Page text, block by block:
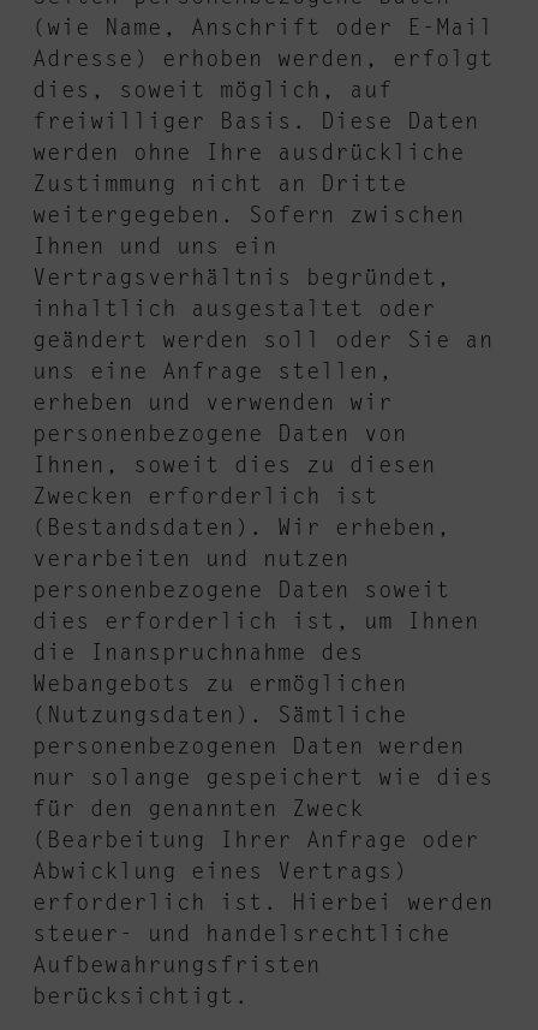
(wie Name, Anschrift oder E-Mail
Adresse) erhoben werden, erfolgt
dies, soweit möglich, auf
freiwilliger Basis. Diese Daten
werden ohne Ihre ausdrückliche
Zustimmung nicht an Dritte
weitergegeben. Sofern zwischen
Ihnen und uns ein
Vertragsverhältnis begründet,
inhaltlich ausgestaltet oder
geändert werden soll oder Sie an
uns eine Anfrage stellen,
erheben und verwenden wir
personenbezogene Daten von
Ihnen, soweit dies zu diesen
Zwecken erforderlich ist
(Bestandsdaten). Wir erheben,
verarbeiten und nutzen
personenbezogene Daten soweit
dies erforderlich ist, um Ihnen
die Inanspruchnahme des
Webangebots zu ermöglichen
(Nutzungsdaten). Sämtliche
personenbezogenen Daten werden
nur solange gespeichert wie dies
für den genannten Zweck
(Bearbeitung Ihrer Anfrage oder
Abwicklung eines Vertrags)
erforderlich ist. Hierbei werden
steuer- und handelsrechtliche
Aufbewahrungsfristen
berücksichtigt.